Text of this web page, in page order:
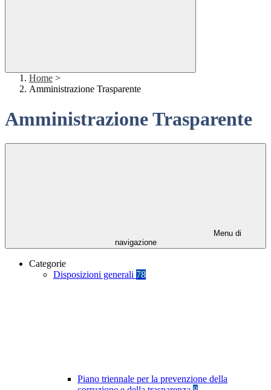
Home >
Amministrazione Trasparente
Amministrazione Trasparente
Menu di
navigazione
Categorie
Disposizioni generali 78
Piano triennale per la prevenzione della